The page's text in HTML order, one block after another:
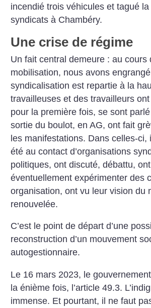
incendié trois véhicules et tagué
syndicats à Chambéry.
Une crise de régime
Un fait central demeure : au cours
mobilisation, nous avons
syndicalisation est repartie à la
travailleuses et des travailleurs
pour la première fois, se sont
sortie du boulot, en AG, ont fait
les manifestations. Dans celles-ci,
été au contact d’organisations
politiques, ont discuté, débattu,
éventuellement expérimenter des
organisation, ont vu leur vision du
renouvelée.
C’est le point de départ d’une
reconstruction d’un mouvement
autogestionnaire.
Le 16 mars 2023, le
la énième fois, l’article 49.3.
immense. Et pourtant, il ne faut